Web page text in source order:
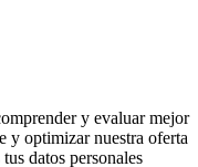
y evaluar mejor
y optimizar nuestra oferta
datos personales